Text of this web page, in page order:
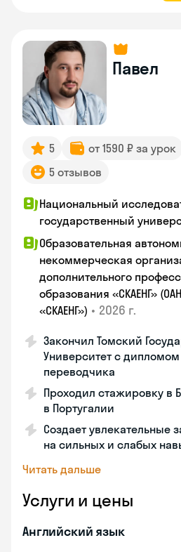
Павел
5 от 1590 ₽ за урок
5 отзывов
Национальный
государственный
Образовательная
некоммерческая
дополнительного
образования «СКАЕНГ»
«СКАЕНГ») • 2026 г.
Закончил Томский
Университет с дипломом
переводчика
Проходил стажировку в
в Португалии
Создает увлекательные
на сильных и слабых
Читать дальше
Услуги и цены
Английский язык